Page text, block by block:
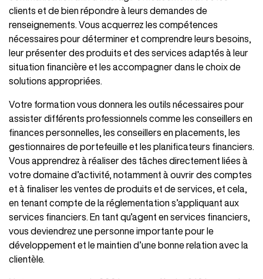
clients et de bien répondre à leurs demandes de
renseignements. Vous acquerrez les compétences
nécessaires pour déterminer et comprendre leurs besoins,
leur présenter des produits et des services adaptés à leur
situation financière et les accompagner dans le choix de
solutions appropriées.
Votre formation vous donnera les outils nécessaires pour
assister différents professionnels comme les conseillers en
finances personnelles, les conseillers en placements, les
gestionnaires de portefeuille et les planificateurs financiers.
Vous apprendrez à réaliser des tâches directement liées à
votre domaine d’activité, notamment à ouvrir des comptes
et à finaliser les ventes de produits et de services, et cela,
en tenant compte de la réglementation s’appliquant aux
services financiers. En tant qu’agent en services financiers,
vous deviendrez une personne importante pour le
développement et le maintien d’une bonne relation avec la
clientèle.